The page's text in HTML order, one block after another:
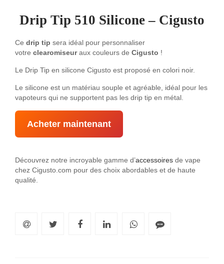
Drip Tip 510 Silicone – Cigusto
Ce drip tip sera idéal pour personnaliser
votre clearomiseuraux couleurs de Cigusto !
Le Drip Tip en silicone Cigusto est proposé en colori noir.
Le silicone est un matériau souple et agréable, idéal pour les
vapoteurs qui ne supportent pas les drip tip en métal.
Acheter maintenant
Découvrez notre incroyable gamme d’accessoires de vape
chez Cigusto.com pour des choix abordables et de haute
qualité.